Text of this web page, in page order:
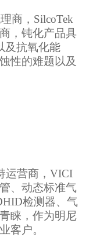
商，SilcoTek
，钝化产品具
及抗氧化能
性的难题以及
运营商，VICI
、动态标准气
检测器、气
睐，作为明尼
客户。